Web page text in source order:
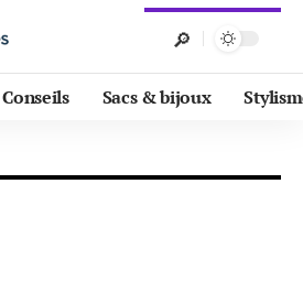
Conseils Sacs & bijoux